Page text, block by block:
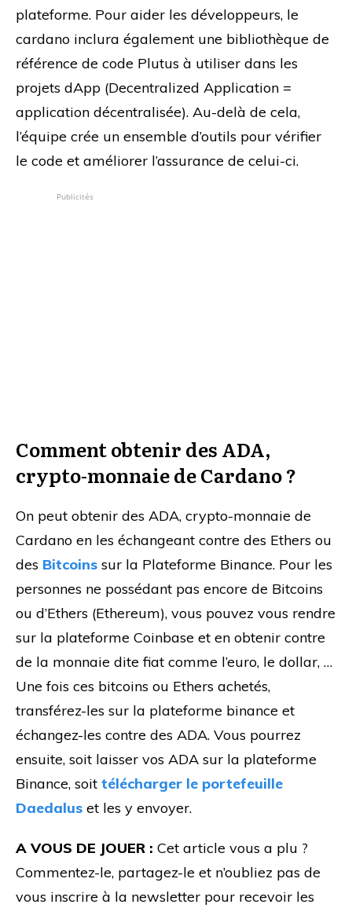
plateforme. Pour aider les développeurs, le
cardano inclura également une bibliothèque de
référence de code Plutus à utiliser dans les
projets dApp (Decentralized Application =
application décentralisée). Au-delà de cela,
l’équipe crée un ensemble d’outils pour vérifier
le code et améliorer l’assurance de celui-ci.
Publicités
Comment obtenir des ADA,
crypto-monnaie de Cardano ?
On peut obtenir des ADA, crypto-monnaie de
Cardano en les échangeant contre des Ethers ou
des Bitcoins sur la Plateforme Binance. Pour les
personnes ne possédant pas encore de Bitcoins
ou d’Ethers (Ethereum), vous pouvez vous rendre
sur la plateforme Coinbase et en obtenir contre
de la monnaie dite fiat comme l’euro, le dollar, …
Une fois ces bitcoins ou Ethers achetés,
transférez-les sur la plateforme binance et
échangez-les contre des ADA. Vous pourrez
ensuite, soit laisser vos ADA sur la plateforme
Binance, soit télécharger le portefeuille
Daedalus et les y envoyer.
A VOUS DE JOUER : Cet article vous a plu ?
Commentez-le, partagez-le et n’oubliez pas de
vous inscrire à la newsletter pour recevoir les